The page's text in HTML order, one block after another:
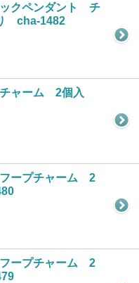
クペンダント チ
cha-1482
ャーム 2個入
ープチャーム 2
ープチャーム 2